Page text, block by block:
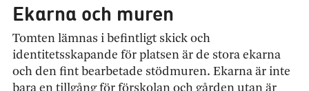
Ekarna och muren
Tomten lämnas i befintligt skick och
identitetsskapande för platsen är de stora ekarna
och den fint bearbetade stödmuren. Ekarna är inte
bara en tillgång för förskolan och gården utan är